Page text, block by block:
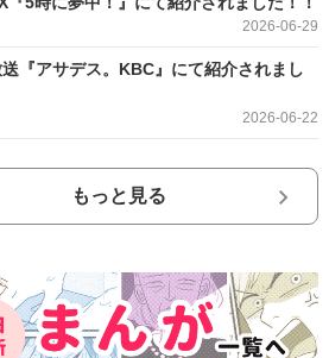
2026-06-29
『アサデス。KBC』にて紹介されまし
2026-06-22
もっと見る